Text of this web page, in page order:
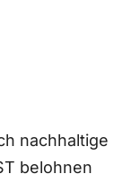
nachhaltige
belohnen